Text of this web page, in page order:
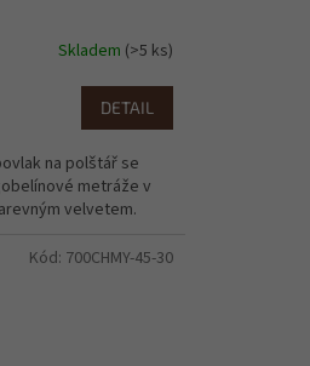
Skladem (>5 ks)
DETAIL
na polštář se
metráže v
velvetem.
Kód: 700CHMY-45-30